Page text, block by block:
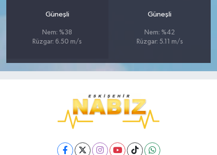
Güneşli
Nem: %38
Rüzgar: 6.50 m/s
Güneşli
Nem: %42
Rüzgar: 5.11 m/s